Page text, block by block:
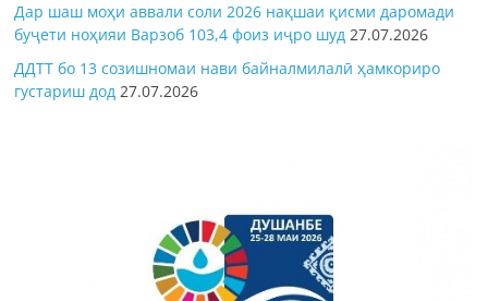
Дар шаш моҳи аввали соли 2026 нақшаи қисми даромади
буҷети ноҳияи Варзоб 103,4 фоиз иҷро шуд 27.07.2026
ДДТТ бо 13 созишномаи нави байналмилалӣ ҳамкориро
густариш дод 27.07.2026